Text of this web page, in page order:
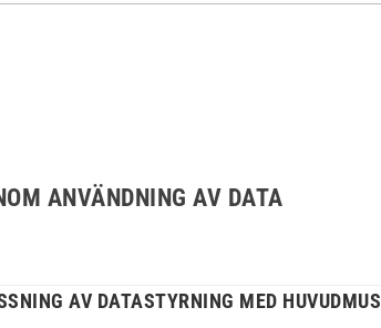
ANVÄNDNING AV DATA
AV DATASTYRNING MED HUVUDMUS